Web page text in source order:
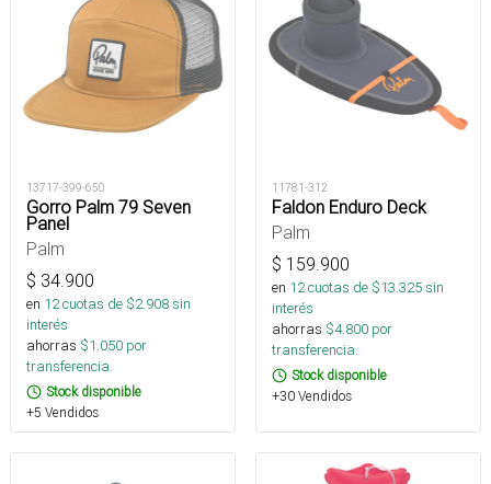
13717-399-650
Gorro Palm 79 Seven
Panel
Palm
$ 34.900
en 12cuotas de $2.908sin
interés
ahorras $1.050 por
transferencia.
Stock disponible
+5 Vendidos
11781-312
Faldon Enduro Deck
Palm
$ 159.900
en 12cuotas de $13.325sin
interés
ahorras $4.800 por
transferencia.
Stock disponible
+30 Vendidos